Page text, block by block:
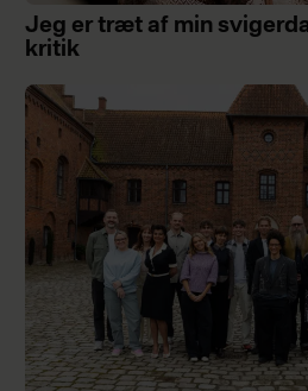
Jeg er træt af min
kritik